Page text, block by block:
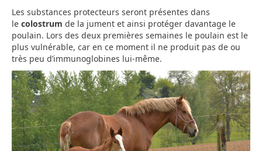
Les substances protecteurs seront présentes dans
le colostrum de la jument et ainsi protéger davantage le
poulain. Lors des deux premières semaines le poulain est le
plus vulnérable, car en ce moment il ne produit pas de ou
très peu d’immunoglobines lui-même.